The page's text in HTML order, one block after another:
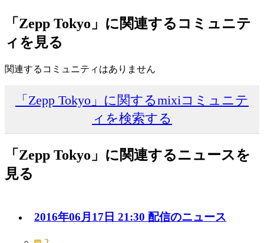
「Zepp Tokyo」に関連するコミュニテ
ィを見る
関連するコミュニティはありません
「Zepp Tokyo」に関するmixiコミュニテ
ィを検索する
「Zepp Tokyo」に関連するニュースを
見る
2016年06月17日 21:30 配信のニュース